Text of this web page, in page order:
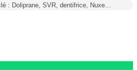
: Doliprane, SVR, dentifrice, Nuxe…